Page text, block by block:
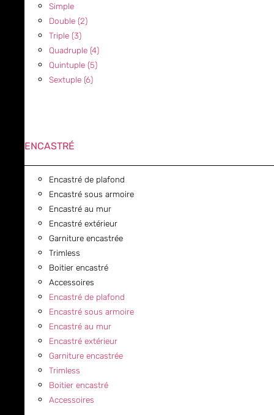
Simple
Double (2)
Triple (3)
Quadruple (4)
Quintuple (5)
Sextuple (6)
ENCASTRÉ
Encastré de plafond
Encastré sous armoire
Encastré au mur
Encastré extérieur
Garniture encastrée
Trimless
Boitier encastré
Accessoires
Encastré de plafond
Encastré sous armoire
Encastré au mur
Encastré extérieur
Garniture encastrée
Trimless
Boitier encastré
Accessoires